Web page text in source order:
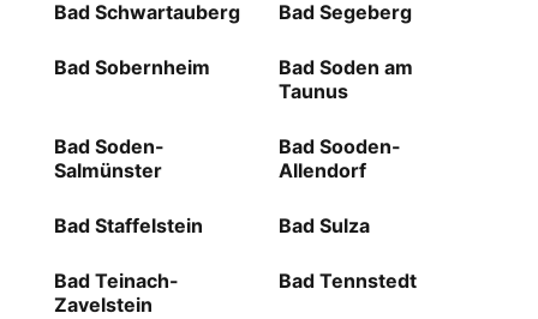
Bad Schwartauberg Bad Segeberg
Bad Sobernheim
Bad Soden am
Taunus
Bad Soden-
Salmünster
Bad Sooden-
Allendorf
Bad Staffelstein Bad Sulza
Bad Teinach-
Zavelstein
Bad Tennstedt